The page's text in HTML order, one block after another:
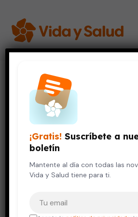
Videos de Salud
CÁNCER
Cáncer cervicouterino
12 de octubre, 2023
¡Gratis! Suscríbete a
boletín
Mantente al día con todas las
Vida y Salud tiene para ti.